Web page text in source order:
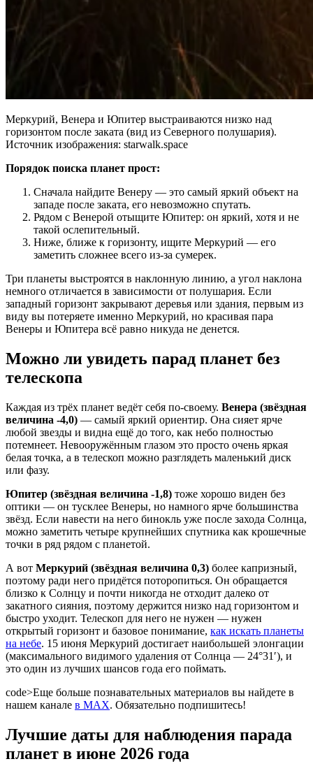
Меркурий, Венера и Юпитер выстраиваются низко над
горизонтом после заката (вид из Северного полушария).
Источник изображения: starwalk.space
Порядок поиска планет прост:
Сначала найдите Венеру — это самый яркий объект на
западе после заката, его невозможно спутать.
Рядом с Венерой отыщите Юпитер: он яркий, хотя и не
такой ослепительный.
Ниже, ближе к горизонту, ищите Меркурий — его
заметить сложнее всего из-за сумерек.
Три планеты выстроятся в наклонную линию, а угол наклона
немного отличается в зависимости от полушария. Если
западный горизонт закрывают деревья или здания, первым из
виду вы потеряете именно Меркурий, но красивая пара
Венеры и Юпитера всё равно никуда не денется.
Можно ли увидеть парад планет без
телескопа
Каждая из трёх планет ведёт себя по-своему. Венера (звёздная
величина -4,0) — самый яркий ориентир. Она сияет ярче
любой звезды и видна ещё до того, как небо полностью
потемнеет. Невооружённым глазом это просто очень яркая
белая точка, а в телескоп можно разглядеть маленький диск
или фазу.
Юпитер (звёздная величина -1,8) тоже хорошо виден без
оптики — он тусклее Венеры, но намного ярче большинства
звёзд. Если навести на него бинокль уже после захода Солнца,
можно заметить четыре крупнейших спутника как крошечные
точки в ряд рядом с планетой.
А вот Меркурий (звёздная величина 0,3) более капризный,
поэтому ради него придётся поторопиться. Он обращается
близко к Солнцу и почти никогда не отходит далеко от
закатного сияния, поэтому держится низко над горизонтом и
быстро уходит. Телескоп для него не нужен — нужен
открытый горизонт и базовое понимание, как искать планеты
на небе. 15 июня Меркурий достигает наибольшей элонгации
(максимального видимого удаления от Солнца — 24°31′), и
это один из лучших шансов года его поймать.
code>Еще больше познавательных материалов вы найдете в
нашем канале в MAX. Обязательно подпишитесь!
Лучшие даты для наблюдения парада
планет в июне 2026 года